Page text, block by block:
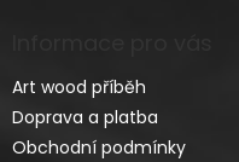
Art wood příběh
Doprava a platba
Obchodní podmínky